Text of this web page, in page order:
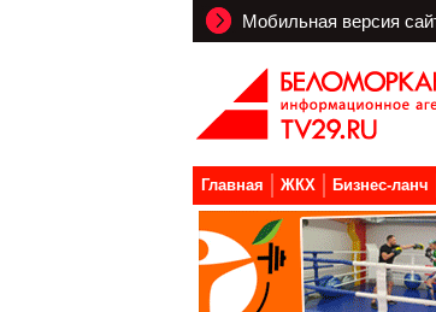
Мобильная версия
Главная ЖКХ Бизнес-ланч